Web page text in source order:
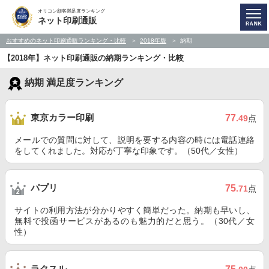
オリコン顧客満足度ランキング
ネット印刷通販
おすすめのネット印刷通販ランキング・比較 2018年版 納期
【2018年】ネット印刷通販の納期ランキング・比較
納期 満足度ランキング
東京カラー印刷 77.49点
メールでの質問に対して、説明を要する内容の時には電話連絡
をしてくれました。対応が丁寧な印象です。（50代／女性）
パプリ 75.71点
サイトの利用方法が分かりやすく簡単だった。納期も早いし、
無料で投函サービスがあるのも魅力的だと思う。（30代／女
性）